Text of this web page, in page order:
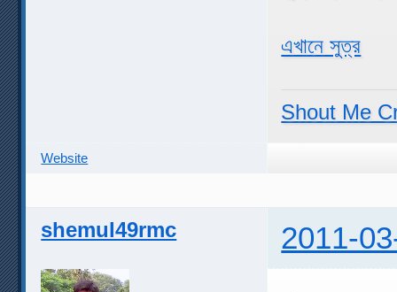
এখানে সুত্র
Shout Me
Website
shemul49rmc 2011-